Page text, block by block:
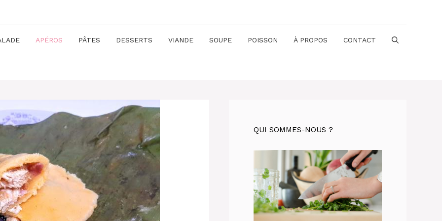
APÉROS PÂTES DESSERTS VIANDE SOUPE POISSON À PROPOS CONTACT
QUI SOMMES-NOUS ?